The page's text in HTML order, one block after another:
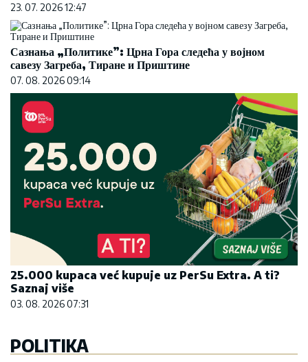
23. 07. 2026 12:47
Сазнања „Политике”: Црна Гора следећа у војном
савезу Загреба, Тиране и Приштине
07. 08. 2026 09:14
25.000 kupaca već kupuje uz PerSu Extra. A ti?
Saznaj više
03. 08. 2026 07:31
POLITIKA